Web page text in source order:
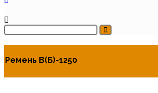
Ремень В(Б)-1250